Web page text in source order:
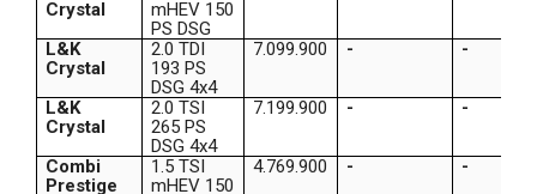
Crystal
mHEV 150
PS DSG
L&K
Crystal
2.0 TDI
193 PS
DSG 4x4
7.099.900 - -
L&K
Crystal
2.0 TSI
265 PS
DSG 4x4
7.199.900 - -
Combi
Prestige
1.5 TSI
mHEV 150
4.769.900 - -